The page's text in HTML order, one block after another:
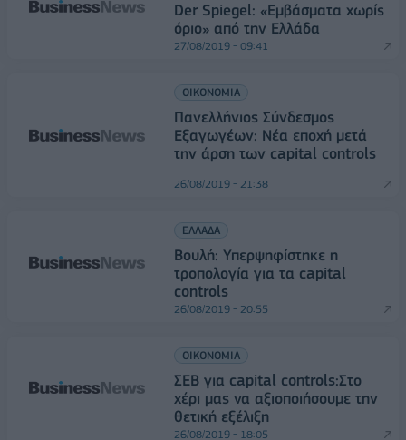
Der Spiegel: «Εμβάσματα χωρίς
όριο» από την Ελλάδα
27/08/2019 - 09:41
ΟΙΚΟΝΟΜΙΑ
Πανελλήνιος Σύνδεσμος
Εξαγωγέων: Νέα εποχή μετά
την άρση των capital controls
26/08/2019 - 21:38
ΕΛΛΑΔΑ
Βουλή: Υπερψηφίστηκε η
τροπολογία για τα capital
controls
26/08/2019 - 20:55
ΟΙΚΟΝΟΜΙΑ
ΣΕΒ για capital controls:Στο
χέρι μας να αξιοποιήσουμε την
θετική εξέλιξη
26/08/2019 - 18:05